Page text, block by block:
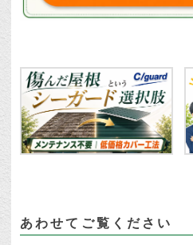
あわせてご覧ください